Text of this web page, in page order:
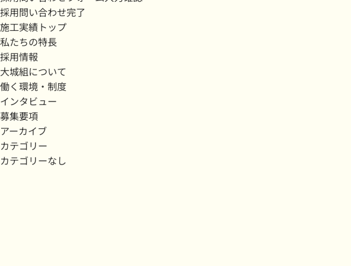
採用問い合わせ完了
施工実績トップ
私たちの特長
採用情報
大城組について
働く環境・制度
インタビュー
募集要項
アーカイブ
カテゴリー
カテゴリーなし